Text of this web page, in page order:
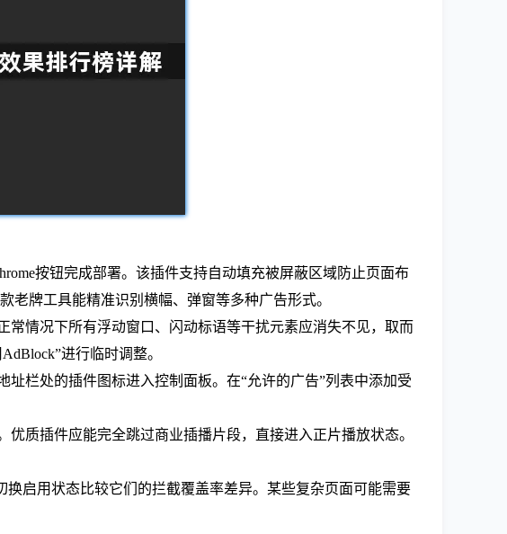
按钮完成部署。该插件支持自动填充被屏蔽区域防止页面布
老牌工具能精准识别横幅、弹窗等多种广告形式。
情况下所有浮动窗口、闪动标语等干扰元素应消失不见，取而
进行临时调整。
栏处的插件图标进入控制面板。在“允许的广告”列表中添加受
质插件应能完全跳过商业插播片段，直接进入正片播放状态。
启用状态比较它们的拦截覆盖率差异。某些复杂页面可能需要